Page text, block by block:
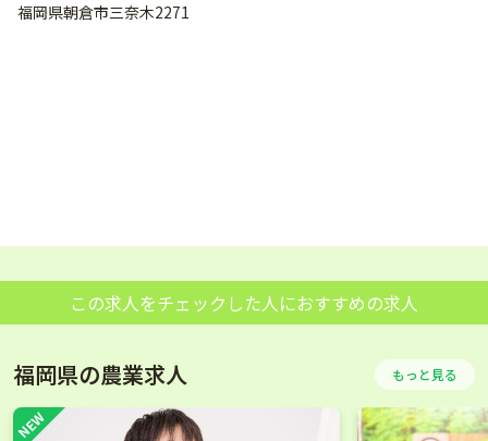
福岡県朝倉市三奈木2271
この求人をチェックした人におすすめの求人
福岡県の農業求人 もっと見る